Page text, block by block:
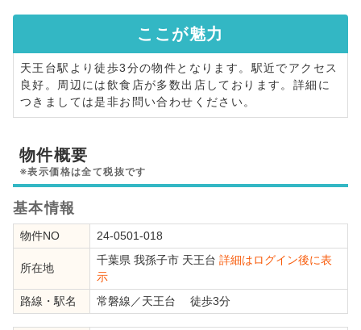
ここが魅力
天王台駅より徒歩3分の物件となります。駅近でアクセス
良好。周辺には飲食店が多数出店しております。詳細に
つきましては是非お問い合わせください。
物件概要
※表示価格は全て税抜です
基本情報
物件NO 24-0501-018
所在地
千葉県 我孫子市 天王台 詳細はログイン後に表
示
路線・駅名
常磐線 ／天王台 徒歩3分